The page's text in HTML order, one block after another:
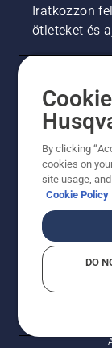
Iratkozzon
ötleteket és
By clicking
cookies on
site usage,
Cookie Policy
DO